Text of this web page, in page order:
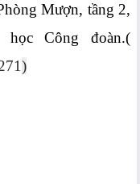
Mượn, tầng 2,
Công đoàn.(
)